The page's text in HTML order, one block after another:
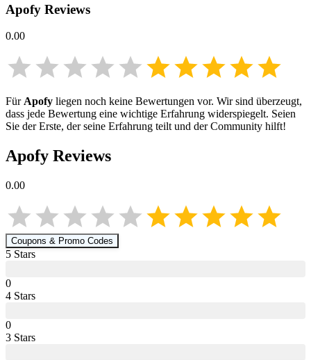
Apofy Reviews
0.00
FürApofy liegen noch keine Bewertungen vor. Wir sind überzeugt,
dass jede Bewertung eine wichtige Erfahrung widerspiegelt. Seien
Sie der Erste, der seine Erfahrung teilt und der Community hilft!
Apofy Reviews
0.00
Coupons & Promo Codes
5 Stars
0
4 Stars
0
3 Stars